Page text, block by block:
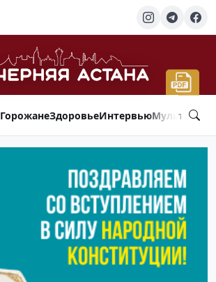
ГорожанеЗдоровьеИнтервью